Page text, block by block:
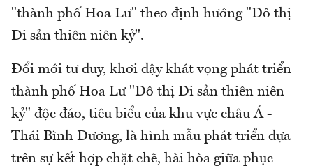
"thành phố Hoa Lư" theo định hướng "Đô thị
Di sản thiên niên kỷ".
Đổi mới tư duy, khơi dậy khát vọng phát triển
thành phố Hoa Lư "Đô thị Di sản thiên niên
kỷ" độc đáo, tiêu biểu của khu vực châu Á -
Thái Bình Dương, là hình mẫu phát triển dựa
trên sự kết hợp chặt chẽ, hài hòa giữa phục